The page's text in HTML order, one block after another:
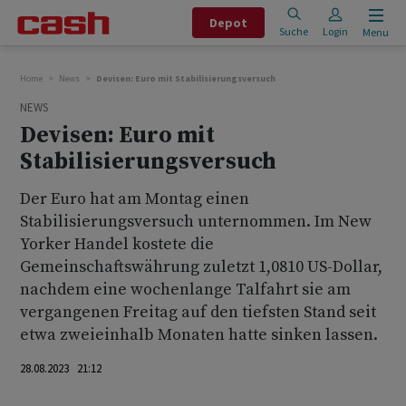
Depot
Suche Login Menu
Home News Devisen: Euro mit Stabilisierungsversuch
NEWS
Devisen: Euro mit
Stabilisierungsversuch
Der Euro hat am Montag einen
Stabilisierungsversuch unternommen. Im New
Yorker Handel kostete die
Gemeinschaftswährung zuletzt 1,0810 US-Dollar,
nachdem eine wochenlange Talfahrt sie am
vergangenen Freitag auf den tiefsten Stand seit
etwa zweieinhalb Monaten hatte sinken lassen.
28.08.2023 21:12